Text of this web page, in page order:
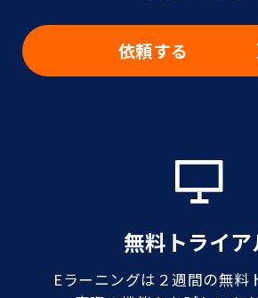
依頼する
無料トライア
Eラーニングは２週間の無料